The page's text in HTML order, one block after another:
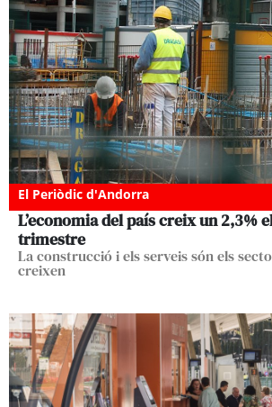
El Periòdic d'Andorra
L’economia del país creix un 2,3%
trimestre
La construcció i els serveis són els
creixen